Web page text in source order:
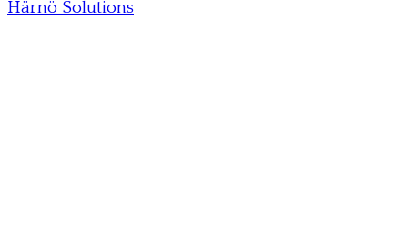
Härnö Solutions